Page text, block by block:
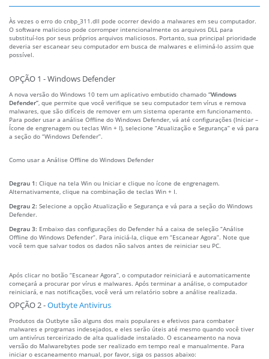
Às vezes o erro do cnbp_311.dll pode ocorrer devido a malwares em seu computador.
O software malicioso pode corromper intencionalmente os arquivos DLL para
substituí-los por seus próprios arquivos maliciosos. Portanto, sua principal prioridade
deveria ser escanear seu computador em busca de malwares e eliminá-lo assim que
possível.
OPÇÃO 1 - Windows Defender
A nova versão do Windows 10 tem um aplicativo embutido chamado “Windows
Defender” , que permite que você verifique se seu computador tem vírus e remova
malwares, que são difíceis de remover em um sistema operante em funcionamento.
Para poder usar a análise Offline do Windows Defender, vá até configurações (Iniciar –
Ícone de engrenagem ou teclas Win + I), selecione “Atualização e Segurança” e vá para
a seção do “Windows Defender”.
Como usar a Análise Offline do Windows Defender
Degrau 1: Clique na tela Win ou Iniciar e clique no ícone de engrenagem.
Alternativamente, clique na combinação de teclas Win + I.
Degrau 2: Selecione a opção Atualização e Segurança e vá para a seção do Windows
Defender.
Degrau 3: Embaixo das configurações do Defender há a caixa de seleção “Análise
Offline do Windows Defender”. Para iniciá-la, clique em “Escanear Agora”. Note que
você tem que salvar todos os dados não salvos antes de reiniciar seu PC.
Após clicar no botão “Escanear Agora”, o computador reiniciará e automaticamente
começará a procurar por vírus e malwares. Após terminar a análise, o computador
reiniciará, e nas notificações, você verá um relatório sobre a análise realizada.
OPÇÃO 2 -Outbyte Antivirus
Produtos da Outbyte são alguns dos mais populares e efetivos para combater
malwares e programas indesejados, e eles serão úteis até mesmo quando você tiver
um antivírus terceirizado de alta qualidade instalado. O escaneamento na nova
versão do Malwarebytes pode ser realizado em tempo real e manualmente. Para
iniciar o escaneamento manual, por favor, siga os passos abaixo: